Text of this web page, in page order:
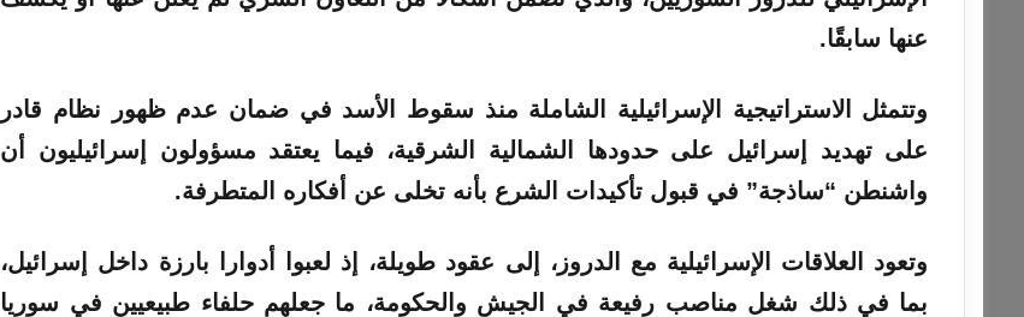
عنها سابقًا.
وتتمثل الاستراتيجية الإسرائيلية الشاملة منذ سقوط الأسد في ضمان عدم ظهور نظام قادر
على تهديد إسرائيل على حدودها الشمالية الشرقية، فيما يعتقد مسؤولون إسرائيليون أن
واشنطن “ساذجة” في قبول تأكيدات الشرع بأنه تخلى عن أفكاره المتطرفة.
وتعود العلاقات الإسرائيلية مع الدروز، إلى عقود طويلة، إذ لعبوا أدوارا بارزة داخل إسرائيل،
بما في ذلك شغل مناصب رفيعة في الجيش والحكومة، ما جعلهم حلفاء طبيعيين في سوريا